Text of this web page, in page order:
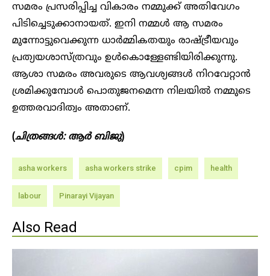
സമരം പ്രസരിപ്പിച്ച വികാരം നമ്മുക്ക് അതിവേഗം
പിടിച്ചെടുക്കാനായത്. ഇനി നമ്മൾ ആ സമരം
മുന്നോട്ടുവെക്കുന്ന ധാർമ്മികതയും രാഷ്ട്രീയവും
പ്രത്യയശാസ്ത്രവും ഉൾകൊള്ളേണ്ടിയിരിക്കുന്നു.
ആശാ സമരം അവരുടെ ആവശ്യങ്ങൾ നിറവേറ്റാൻ
ശ്രമിക്കുമ്പോൾ പൊതുജനമെന്ന നിലയിൽ നമ്മുടെ
ഉത്തരവാദിത്വം അതാണ്.
(ചിത്രങ്ങൾ: ആർ ബിജു)
asha workers asha workers strike cpim health
labour Pinarayi Vijayan
Also Read